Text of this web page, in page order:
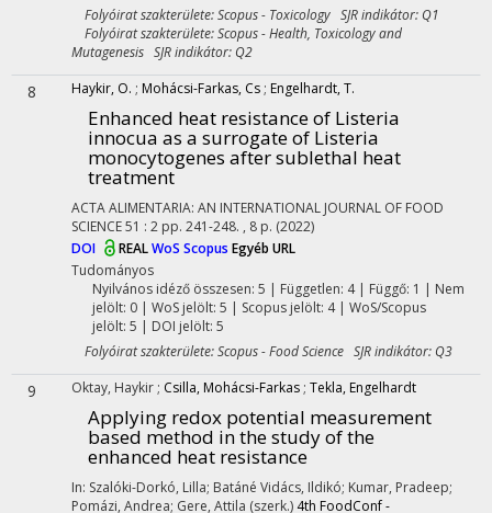
Folyóirat szakterülete: Scopus - Toxicology SJR indikátor: Q1
Folyóirat szakterülete: Scopus - Health, Toxicology and
Mutagenesis SJR indikátor: Q2
8 Haykir, O. ; Mohácsi-Farkas, Cs ; Engelhardt, T.
Enhanced heat resistance of Listeria
innocua as a surrogate of Listeria
monocytogenes after sublethal heat
treatment
ACTA ALIMENTARIA: AN INTERNATIONAL JOURNAL OF FOOD
SCIENCE51 : 2 pp. 241-248. , 8 p. (2022)
DOI
REALWoS Scopus Egyéb URL
Tudományos
Nyilvános idéző összesen: 5 | Független: 4 | Függő: 1 | Nem
jelölt: 0 | WoS jelölt: 5 | Scopus jelölt: 4 | WoS/Scopus
jelölt: 5 | DOI jelölt: 5
Folyóirat szakterülete: Scopus - Food Science SJR indikátor: Q3
9 Oktay, Haykir ; Csilla, Mohácsi-Farkas ; Tekla, Engelhardt
Applying redox potential measurement
based method in the study of the
enhanced heat resistance
In: Szalóki-Dorkó, Lilla; Batáné Vidács, Ildikó; Kumar, Pradeep;
Pomázi, Andrea; Gere, Attila (szerk.) 4th FoodConf -